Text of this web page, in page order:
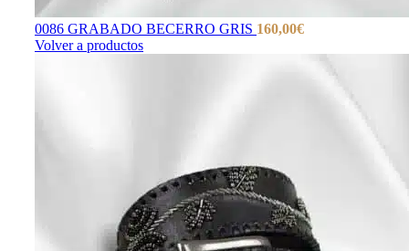
0086 GRABADO BECERRO GRIS 160,00€
Volver a productos